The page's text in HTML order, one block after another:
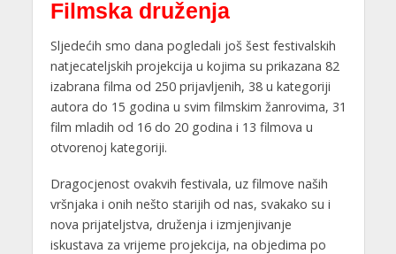
Filmska druženja
Sljedećih smo dana pogledali još šest festivalskih
natjecateljskih projekcija u kojima su prikazana 82
izabrana filma od 250 prijavljenih, 38 u kategoriji
autora do 15 godina u svim filmskim žanrovima, 31
film mladih od 16 do 20 godina i 13 filmova u
otvorenoj kategoriji.
Dragocjenost ovakvih festivala, uz filmove naših
vršnjaka i onih nešto starijih od nas, svakako su i
nova prijateljstva, druženja i izmjenjivanje
iskustava za vrijeme projekcija, na objedima po